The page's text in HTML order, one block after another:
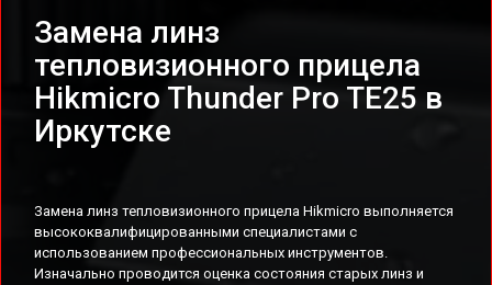
Замена линз
тепловизионного прицела
Hikmicro Thunder Pro TE25 в
Иркутске
Замена линз тепловизионного прицела Hikmicro выполняется
высококвалифицированными специалистами с
использованием профессиональных инструментов.
Изначально проводится оценка состояния старых линз и